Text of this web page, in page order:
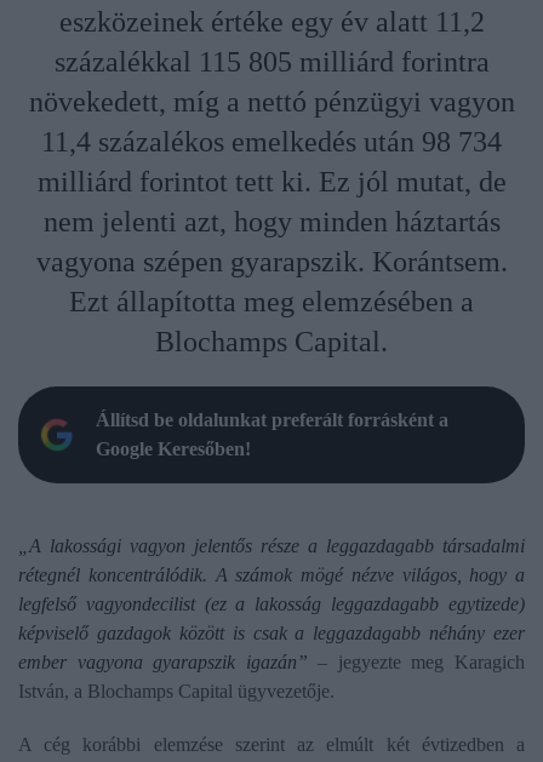
eszközeinek értéke egy év alatt 11,2
százalékkal 115 805 milliárd forintra
növekedett, míg a nettó pénzügyi vagyon
11,4 százalékos emelkedés után 98 734
milliárd forintot tett ki. Ez jól mutat, de
nem jelenti azt, hogy minden háztartás
vagyona szépen gyarapszik. Korántsem.
Ezt állapította meg elemzésében a
Blochamps Capital.
Állítsd be oldalunkat preferált forrásként a
Google Keresőben!
„A lakossági vagyon jelentős része a leggazdagabb társadalmi
rétegnél koncentrálódik. A számok mögé nézve világos, hogy a
legfelső vagyondecilist (ez a lakosság leggazdagabb egytizede)
képviselő gazdagok között is csak a leggazdagabb néhány ezer
ember vagyona gyarapszik igazán”– jegyezte meg Karagich
István, a Blochamps Capital ügyvezetője.
A cég korábbi elemzése szerint az elmúlt két évtizedben a